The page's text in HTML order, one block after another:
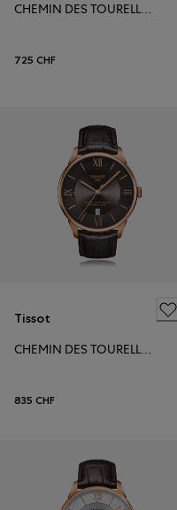
CHEMIN DES TOURELLES POWERMATIC 80 42MM
725 CHF
Tissot
835 CHF